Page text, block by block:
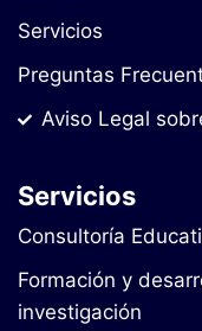
Servicios
Preguntas
Aviso Legal
Servicios
Consultoría
Formación y
investigación